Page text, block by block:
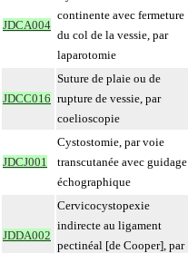
JDCA004
continente avec fermeture
du col de la vessie, par
laparotomie
JDCC016
Suture de plaie ou de
rupture de vessie, par
coelioscopie
JDCJ001
Cystostomie, par voie
transcutanée avec guidage
échographique
JDDA002
Cervicocystopexie
indirecte au ligament
pectinéal [de Cooper], par